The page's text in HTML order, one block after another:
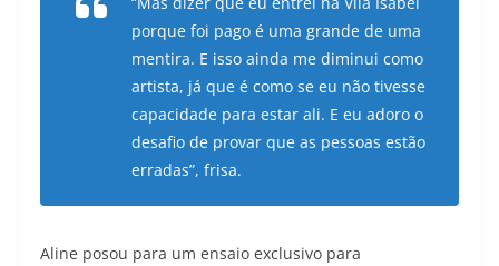
porque foi pago é uma grande de uma
mentira. E isso ainda me diminui como
artista, já que é como se eu não tivesse
capacidade para estar ali. E eu adoro o
desafio de provar que as pessoas estão
erradas”, frisa.
Aline posou para um ensaio exclusivo para